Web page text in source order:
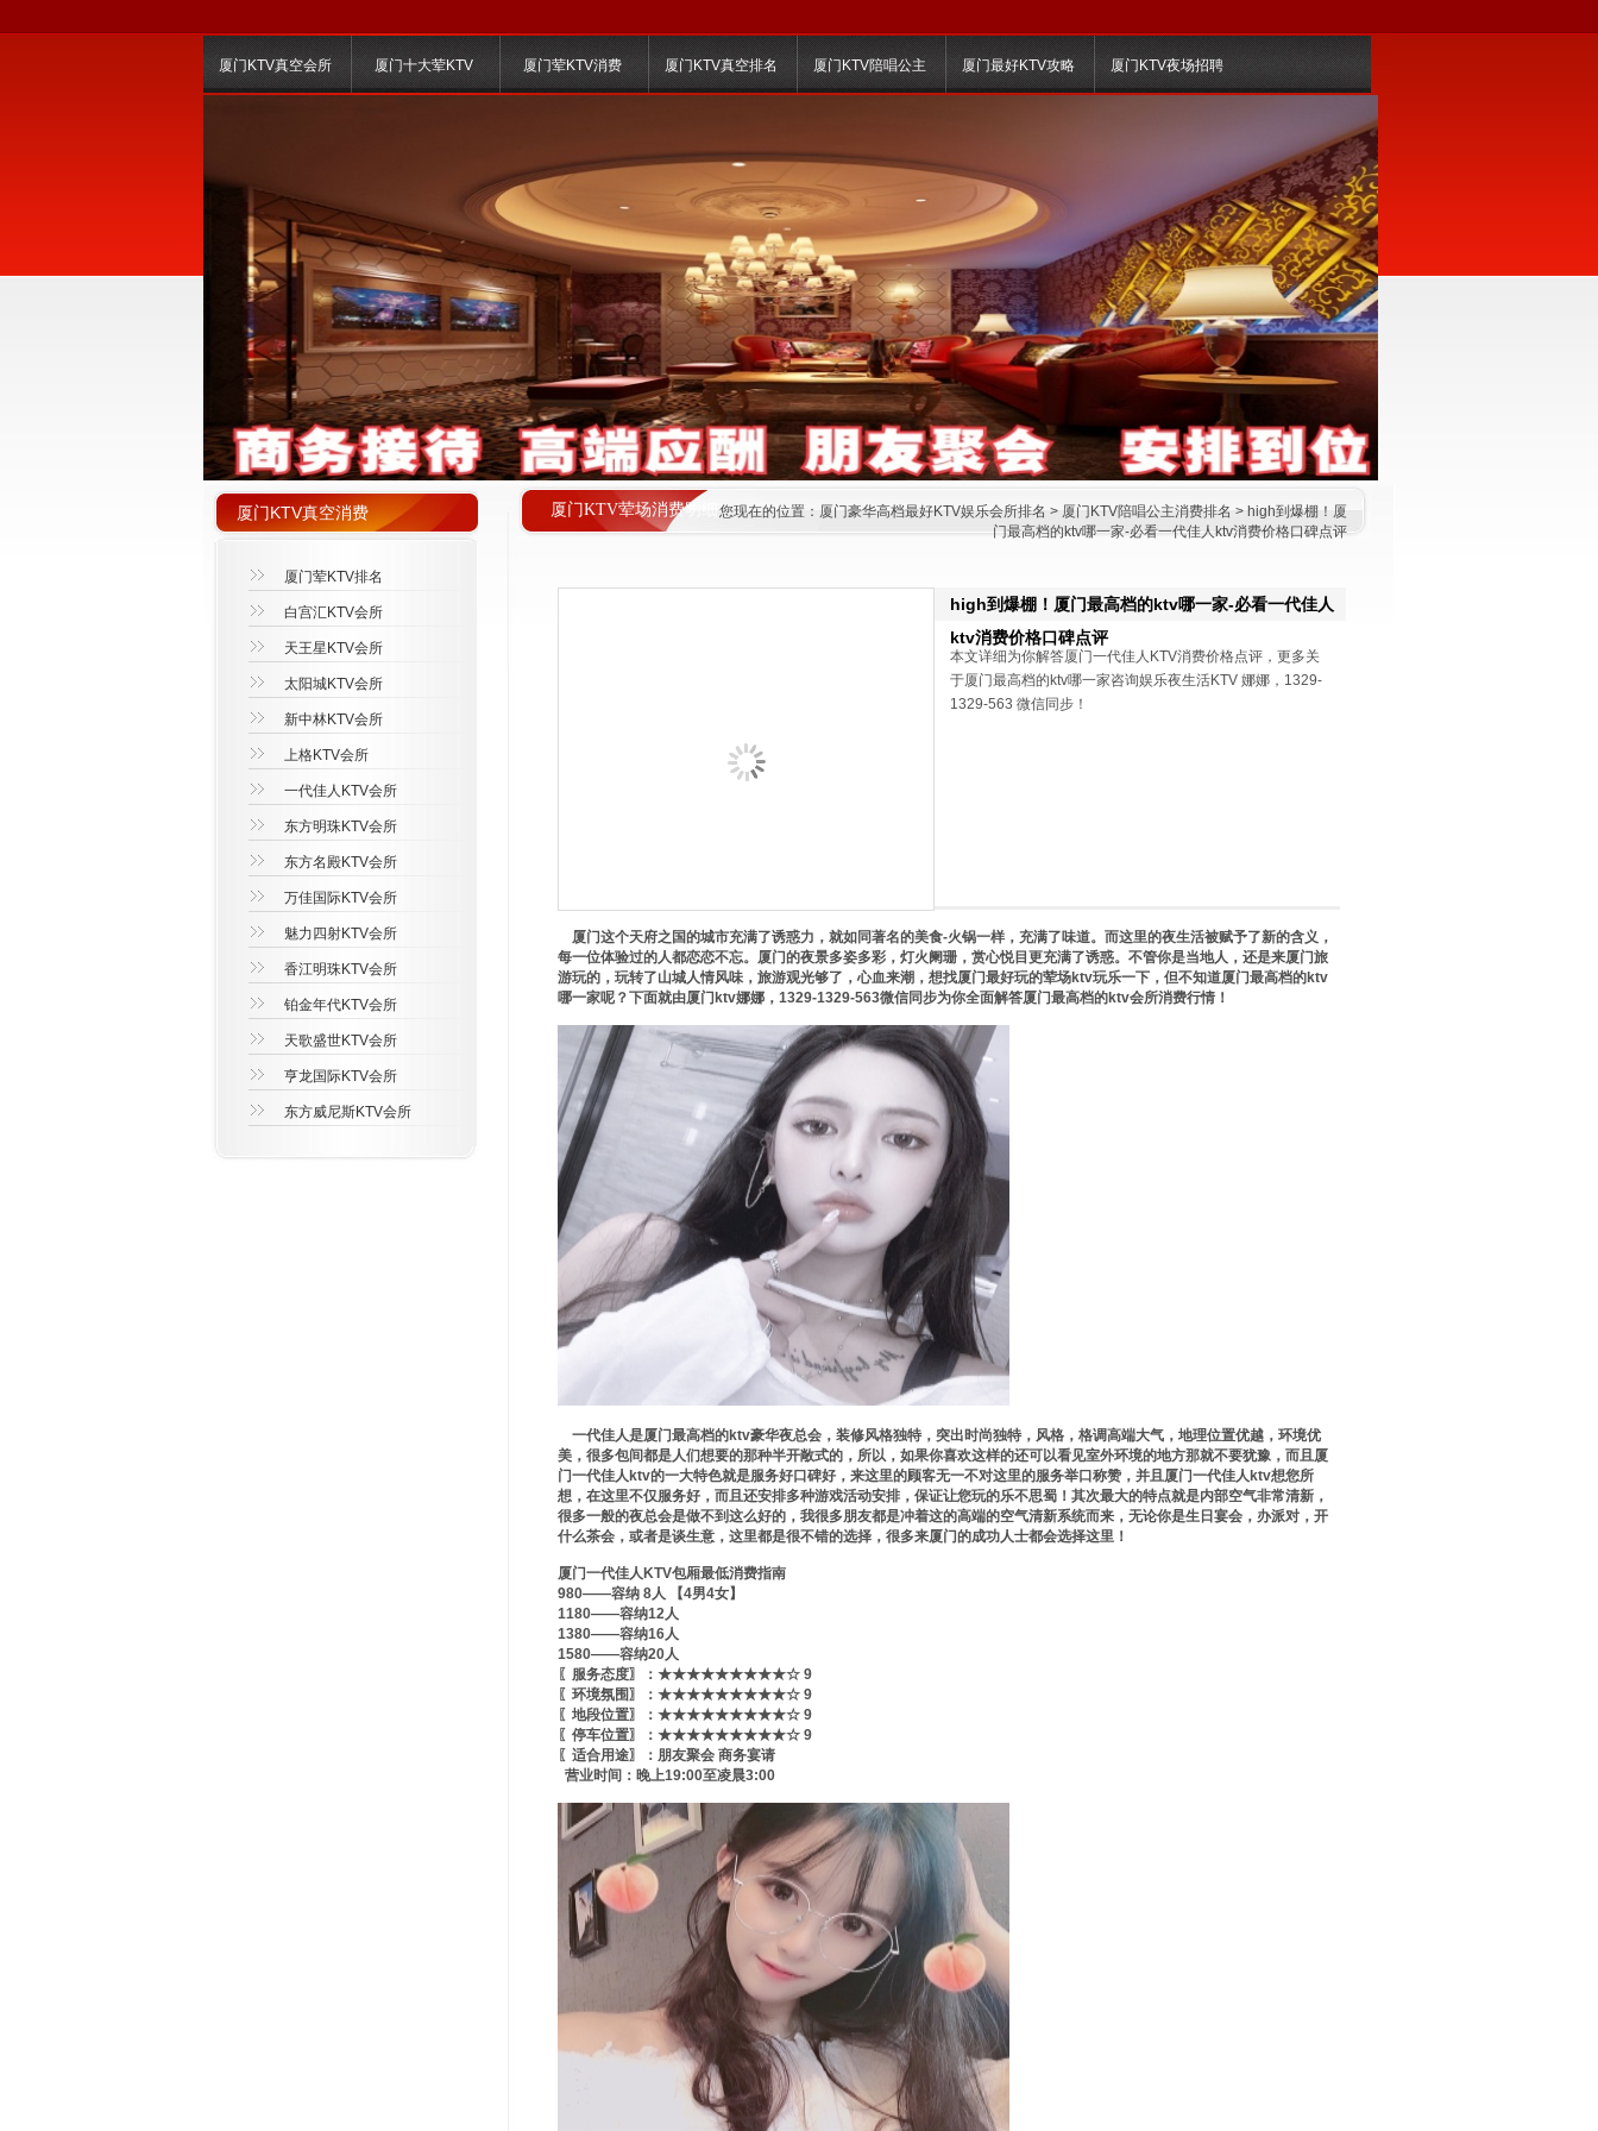
厦门KTV真空会所 厦门十大荤KTV 厦门荤KTV消费 厦门KTV真空排名 厦门KTV陪唱公主 厦门最好KTV攻略 厦门KTV夜场招聘
厦门KTV荤场消费明细 您现在的位置： 厦门豪华高档最好KTV娱乐会所排名 > 厦门KTV陪唱公主消费排名 > high到爆棚！厦
门最高档的ktv哪一家-必看一代佳人ktv消费价格口碑点评
厦门KTV真空消费
厦门荤KTV排名
白宫汇KTV会所
天王星KTV会所
太阳城KTV会所
新中林KTV会所
上格KTV会所
一代佳人KTV会所
东方明珠KTV会所
东方名殿KTV会所
万佳国际KTV会所
魅力四射KTV会所
香江明珠KTV会所
铂金年代KTV会所
天歌盛世KTV会所
亨龙国际KTV会所
东方威尼斯KTV会所
high到爆棚！厦门最高档的ktv哪一家-必看一代佳人
ktv消费价格口碑点评
本文详细为你解答厦门一代佳人KTV消费价格点评，更多关
于厦门最高档的ktv哪一家咨询娱乐夜生活KTV 娜娜，1329-
1329-563 微信同步！
厦门这个天府之国的城市充满了诱惑力，就如同著名的美食-火锅一样，充满了味道。而这里的夜生活被赋予了新的含义，
每一位体验过的人都恋恋不忘。厦门的夜景多姿多彩，灯火阑珊，赏心悦目更充满了诱惑。不管你是当地人，还是来厦门旅
游玩的，玩转了山城人情风味，旅游观光够了，心血来潮，想找厦门最好玩的荤场ktv玩乐一下，但不知道厦门最高档的ktv
哪一家呢？下面就由厦门ktv娜娜，1329-1329-563微信同步为你全面解答厦门最高档的ktv会所消费行情！
一代佳人是厦门最高档的ktv豪华夜总会，装修风格独特，突出时尚独特，风格，格调高端大气，地理位置优越，环境优
美，很多包间都是人们想要的那种半开敞式的，所以，如果你喜欢这样的还可以看见室外环境的地方那就不要犹豫，而且厦
门一代佳人ktv的一大特色就是服务好口碑好，来这里的顾客无一不对这里的服务举口称赞，并且厦门一代佳人ktv想您所
想，在这里不仅服务好，而且还安排多种游戏活动安排，保证让您玩的乐不思蜀！其次最大的特点就是内部空气非常清新，
很多一般的夜总会是做不到这么好的，我很多朋友都是冲着这的高端的空气清新系统而来，无论你是生日宴会，办派对，开
什么茶会，或者是谈生意，这里都是很不错的选择，很多来厦门的成功人士都会选择这里！
厦门一代佳人KTV包厢最低消费指南
980——容纳 8人 【4男4女】
1180——容纳12人
1380——容纳16人
1580——容纳20人
〖服务态度〗：★★★★★★★★★☆ 9
〖环境氛围〗：★★★★★★★★★☆ 9
〖地段位置〗：★★★★★★★★★☆ 9
〖停车位置〗：★★★★★★★★★☆ 9
〖适合用途〗：朋友聚会 商务宴请
营业时间：晚上19:00至凌晨3:00